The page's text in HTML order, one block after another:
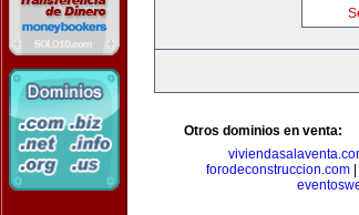
Otros dominios en venta:
forodeconstruccion.com